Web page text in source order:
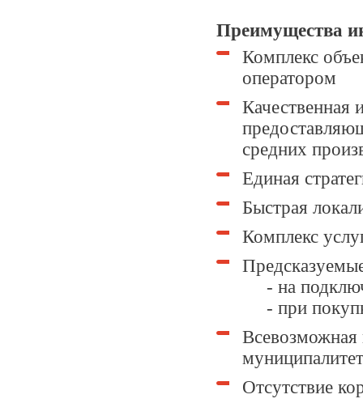
Преимущества
Комплекс
оператором
Качественная
средних
Единая
Быстрая
Комплекс
- на
- при
Всевозможная
Отсутствие